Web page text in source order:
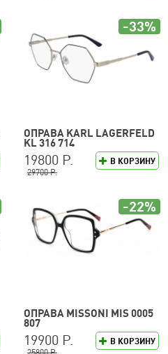
ОПРАВА KARL LAGERFELD
KL 316 714
В КОРЗИНУ
19800 Р.
29700 Р.
-33%
ОПРАВА MISSONI MIS 0005
807
В КОРЗИНУ
19900 Р.
-22%